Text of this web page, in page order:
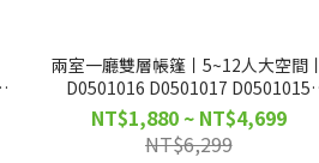
兩室一廳雙層帳篷丨5~12人大空間丨
D0501016 D0501017 D0501015
D0501027
NT$1,880 ~ NT$4,699
NT$6,299